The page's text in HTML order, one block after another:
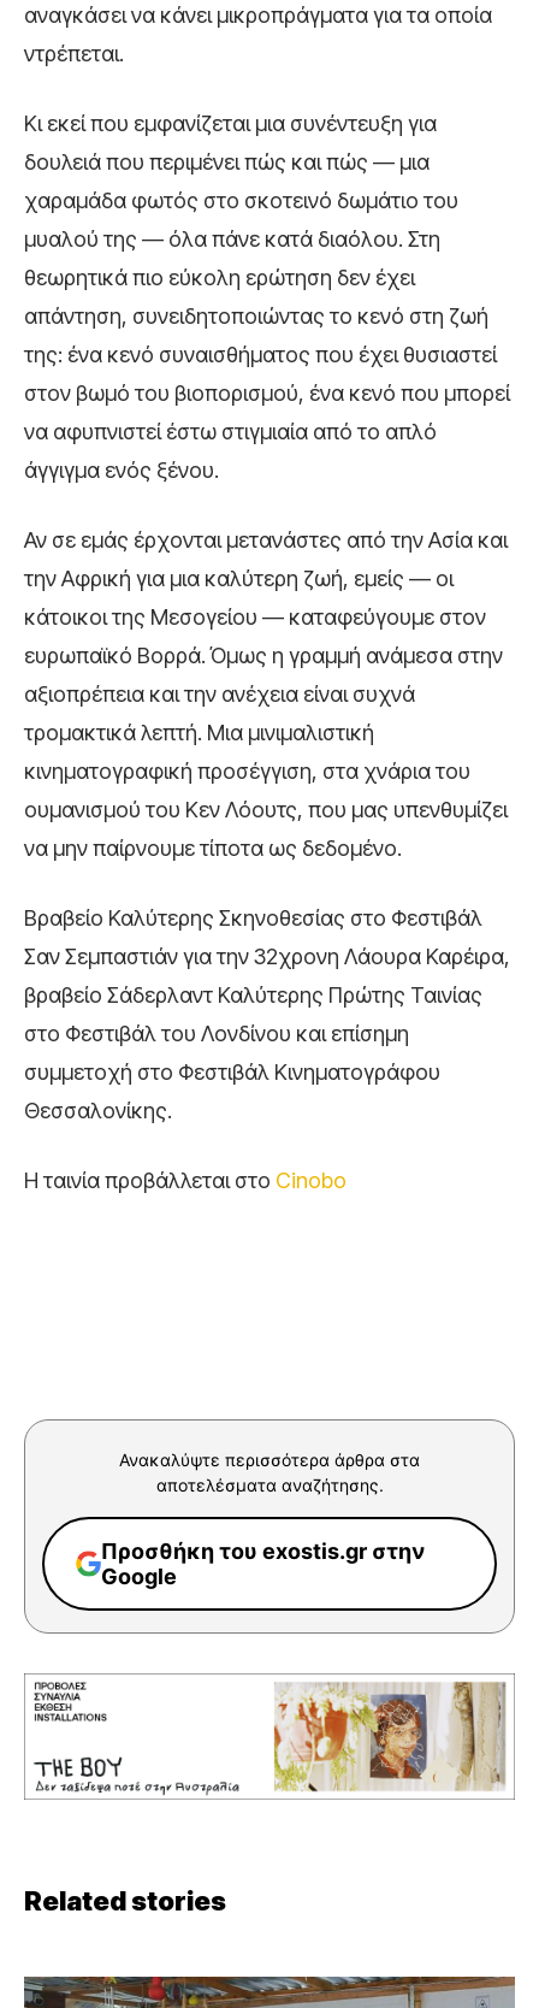
αναγκάσει να κάνει μικροπράγματα για τα οποία
ντρέπεται.
Κι εκεί που εμφανίζεται μια συνέντευξη για
δουλειά που περιμένει πώς και πώς — μια
χαραμάδα φωτός στο σκοτεινό δωμάτιο του
μυαλού της — όλα πάνε κατά διαόλου. Στη
θεωρητικά πιο εύκολη ερώτηση δεν έχει
απάντηση, συνειδητοποιώντας το κενό στη ζωή
της: ένα κενό συναισθήματος που έχει θυσιαστεί
στον βωμό του βιοπορισμού, ένα κενό που μπορεί
να αφυπνιστεί έστω στιγμιαία από το απλό
άγγιγμα ενός ξένου.
Αν σε εμάς έρχονται μετανάστες από την Ασία και
την Αφρική για μια καλύτερη ζωή, εμείς — οι
κάτοικοι της Μεσογείου — καταφεύγουμε στον
ευρωπαϊκό Βορρά. Όμως η γραμμή ανάμεσα στην
αξιοπρέπεια και την ανέχεια είναι συχνά
τρομακτικά λεπτή. Μια μινιμαλιστική
κινηματογραφική προσέγγιση, στα χνάρια του
ουμανισμού του Κεν Λόουτς, που μας υπενθυμίζει
να μην παίρνουμε τίποτα ως δεδομένο.
Βραβείο Καλύτερης Σκηνοθεσίας στο Φεστιβάλ
Σαν Σεμπαστιάν για την 32χρονη Λάουρα Καρέιρα,
βραβείο Σάδερλαντ Καλύτερης Πρώτης Ταινίας
στο Φεστιβάλ του Λονδίνου και επίσημη
συμμετοχή στο Φεστιβάλ Κινηματογράφου
Θεσσαλονίκης.
Η ταινία προβάλλεται στο Cinobo
Ανακαλύψτε περισσότερα άρθρα στα
αποτελέσματα αναζήτησης.
Προσθήκη του exostis.gr στην
Google
Related stories